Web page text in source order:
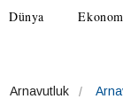
Dünya
Arnavutluk